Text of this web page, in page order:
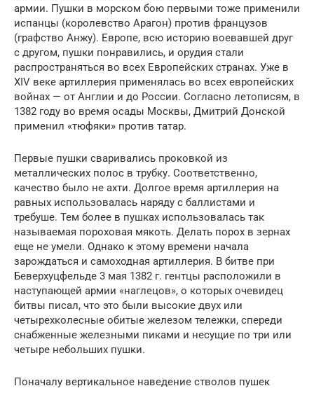
армии. Пушки в морском бою первыми тоже применили
испанцы (королевство Арагон) против французов
(графство Анжу). Европе, всю историю воевавшей друг
с другом, пушки понравились, и орудия стали
распространяться во всех Европейских странах. Уже в
XIV веке артиллерия применялась во всех европейских
войнах — от Англии и до России. Согласно летописям, в
1382 году во время осады Москвы, Дмитрий Донской
применил «тюфяки» против татар.
Первые пушки сваривались проковкой из
металлических полос в трубку. Соответственно,
качество было не ахти. Долгое время артиллерия на
равных использовалась наряду с баллистами и
требуше. Тем более в пушках использовалась так
называемая пороховая мякоть. Делать порох в зернах
еще не умели. Однако к этому времени начала
зарождаться и самоходная артиллерия. В битве при
Беверхуцфельде 3 мая 1382 г. гентцы расположили в
наступающей армии «наглецов», о которых очевидец
битвы писал, что это были высокие двух или
четырехколесные обитые железом тележки, спереди
снабженные железными пиками и несущие по три или
четыре небольших пушки.
Поначалу вертикальное наведение стволов пушек